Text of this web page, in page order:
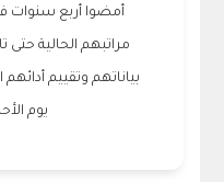
أمضوا أربع سنوات
يوم الأحد 1440/5/